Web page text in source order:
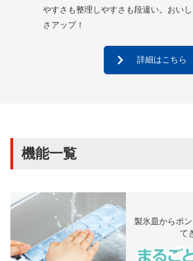
やすさも整理しやすさも段違い。おい
さアップ！
詳細はこちら
機能一覧
製氷皿からポ
て